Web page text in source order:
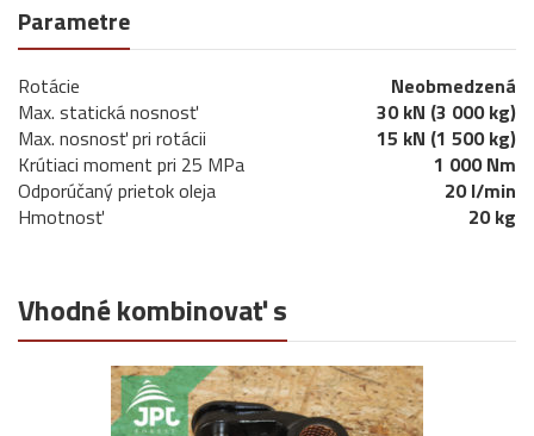
Parametre
Rotácie
Neobmedzená
Max. statická nosnosť
30 kN (3 000 kg)
Max. nosnosť pri rotácii
15 kN (1 500 kg)
Krútiaci moment pri 25 MPa
1 000 Nm
Odporúčaný prietok oleja
20 l/min
Hmotnosť
20 kg
Vhodné kombinovať s